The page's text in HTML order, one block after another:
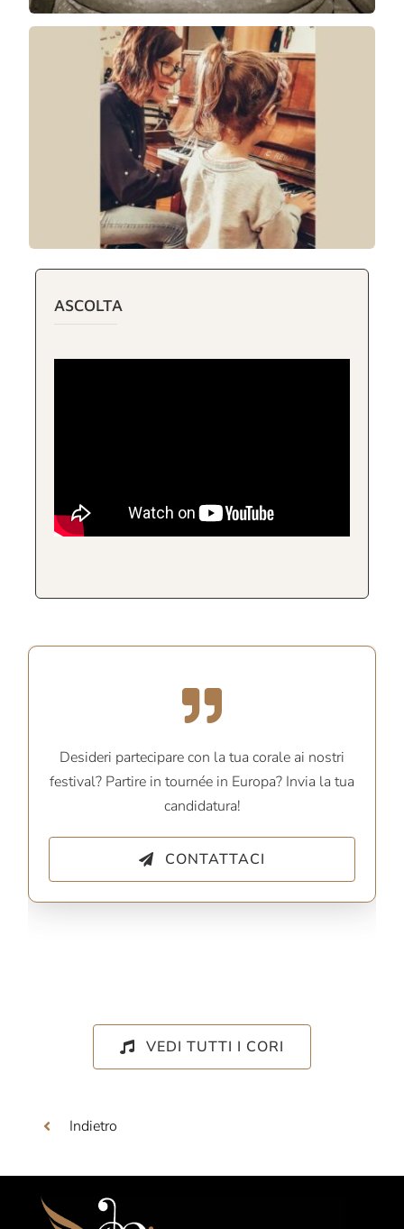
ASCOLTA
Desideri partecipare con la tua corale ai nostri
festival? Partire in tournée in Europa? Invia la tua
candidatura!
CONTATTACI
VEDI TUTTI I CORI
Indietro